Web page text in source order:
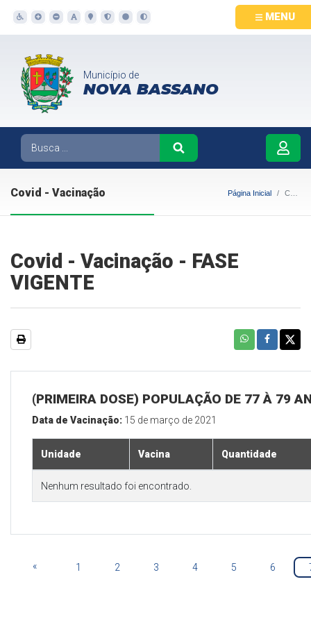
MENU
Município de
NOVA BASSANO
Covid - Vacinação Página Inicial Covid - Vacinação
Covid - Vacinação - FASE
VIGENTE
(PRIMEIRA DOSE) POPULAÇÃO DE 77 À 79
Data de Vacinação: 15 de março de 2021
Unidade Vacina Quantidade
Nenhum resultado foi encontrado.
« 1 2 3 4 5 6